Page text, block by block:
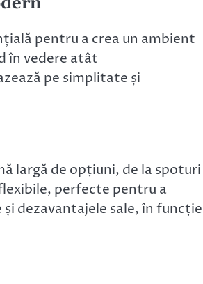
pentru a crea un ambient
în vedere atât
pe simplitate și
largă de opțiuni, de la spoturi
perfecte pentru a
dezavantajele sale, în funcție